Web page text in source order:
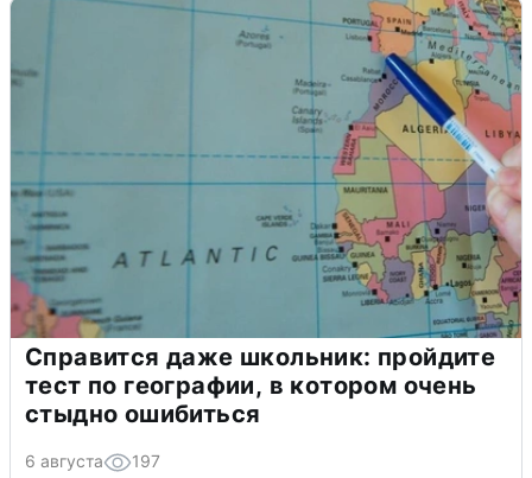
Справится даже школьник: пройдите
тест по географии, в котором очень
стыдно ошибиться
6 августа 197